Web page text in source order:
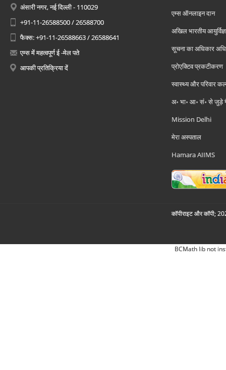
अंसारी नगर, नई दिल्ली - 110029
+91-11-26588500 / 26588700
फैक्स: +91-11-26588663 / 26588641
एम्स में महत्वपूर्ण ई -मेल पते
आपकी प्रतिक्रिया दें
एम्स ऑनलाइन दान
अखिल भारतीय
सूचना का अधिकार
प्रोएक्टिव प्रकटीकरण
स्वास्थ्य और परिवार
अ॰ भा॰ आ॰ सं॰ से जुड़े
Mission Delhi
मेरा अस्पताल
Hamara AIIMS
कॉपीराइट और कॉपी;
BCMath lib not